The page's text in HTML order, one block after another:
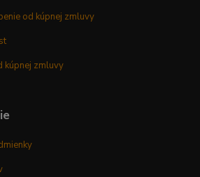
od kúpnej zmluvy
kúpnej zmluvy